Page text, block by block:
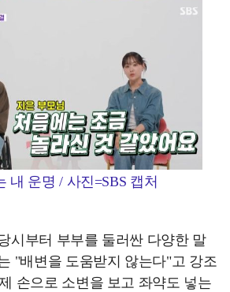
내 운명 / 사진=SBS 캡처
시부터 부부를 둘러싼 다양한 말
"배변을 도움받지 않는다"고 강조
손으로 소변을 보고 좌약도 넣는